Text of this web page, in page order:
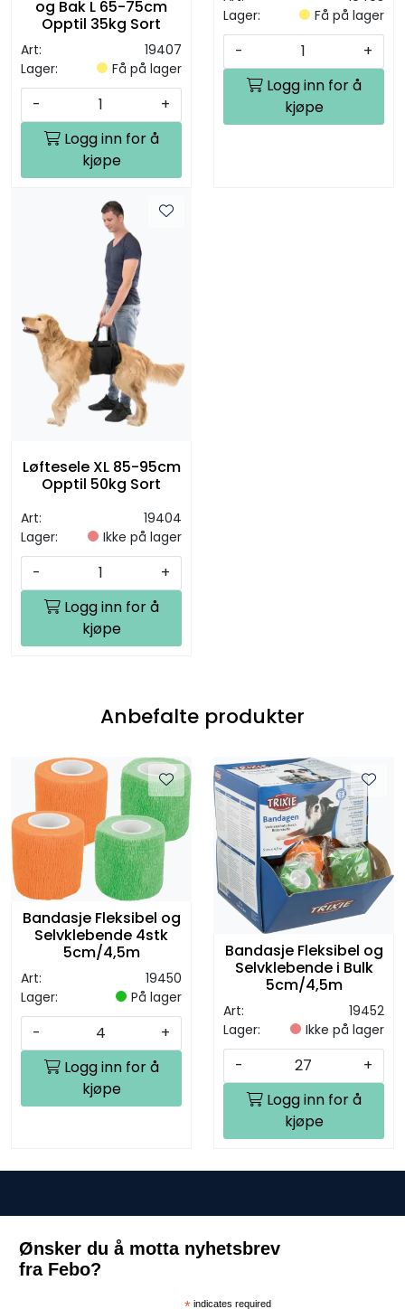
og Bak L 65-75cm
Opptil 35kg Sort
Art:
19407
Lager:
Få på lager
-
+
Logg inn for å
kjøpe
Lager:
Få på lager
-
+
Logg inn for å
kjøpe
Løftesele XL 85-95cm
Opptil 50kg Sort
Art:
19404
Lager:
Ikke på lager
-
+
Logg inn for å
kjøpe
Anbefalte produkter
Bandasje Fleksibel og
Selvklebende 4stk
5cm/4,5m
Art:
19450
Lager:
På lager
-
+
Logg inn for å
kjøpe
Bandasje Fleksibel og
Selvklebende i Bulk
5cm/4,5m
Art:
19452
Lager:
Ikke på lager
-
+
Logg inn for å
kjøpe
Ønsker du å motta nyhetsbrev
fra Febo?
indicates required